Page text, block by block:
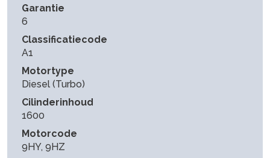
Garantie
6
Classificatiecode
A1
Motortype
Diesel (Turbo)
Cilinderinhoud
1600
Motorcode
9HY, 9HZ